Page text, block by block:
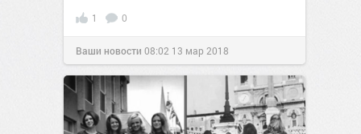
1 0
Ваши новости 08:02 13 мар 2018